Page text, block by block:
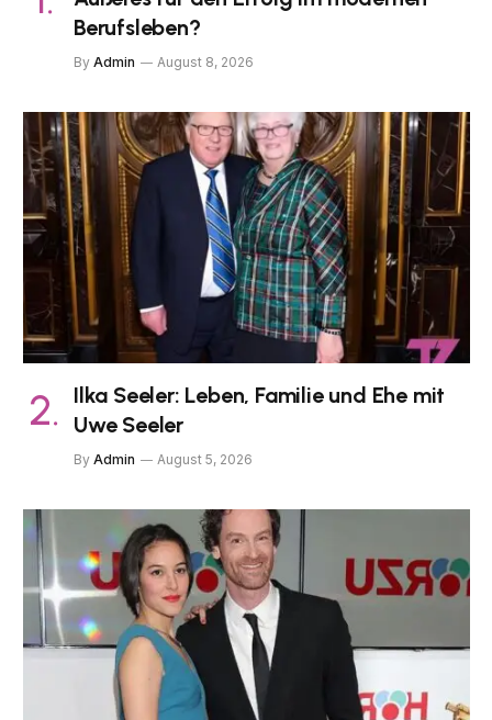
Berufsleben?
By Admin August 8, 2026
Ilka Seeler: Leben, Familie und Ehe mit
Uwe Seeler
By Admin August 5, 2026